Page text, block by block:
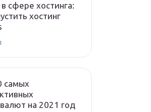
сфере хостинга:
хостинг
самых
на 2021 год